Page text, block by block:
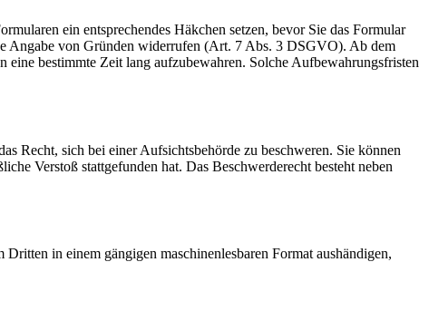
ein entsprechendes Häkchen setzen, bevor Sie das Formular
Angabe von Gründen widerrufen (Art. 7 Abs. 3 DSGVO). Ab dem
bestimmte Zeit lang aufzubewahren. Solche Aufbewahrungsfristen
Recht, sich bei einer Aufsichtsbehörde zu beschweren. Sie können
Verstoß stattgefunden hat. Das Beschwerderecht besteht neben
in einem gängigen maschinenlesbaren Format aushändigen,